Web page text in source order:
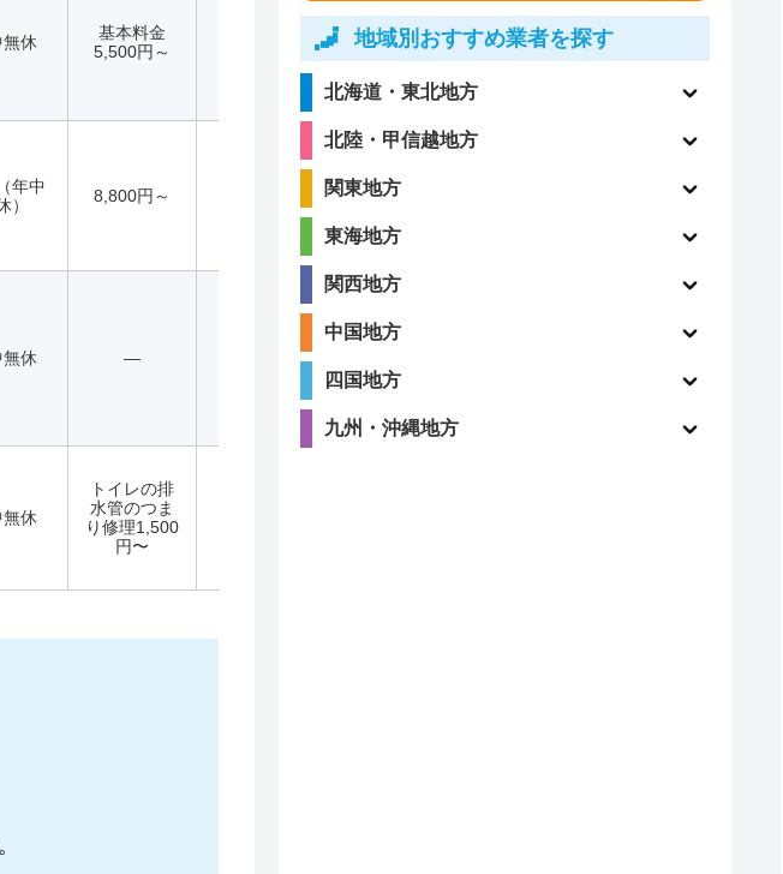
休
基本料金
5,500円～
4.4
（99件）
年中
）
8,800円～ ー
休 ―
4.9
（48件）
休
トイレの排
水管のつま
り修理1,500
円〜
地域別おすすめ業者を探す
北海道・東北地方
北陸・甲信越地方
関東地方
東海地方
関西地方
中国地方
四国地方
九州・沖縄地方